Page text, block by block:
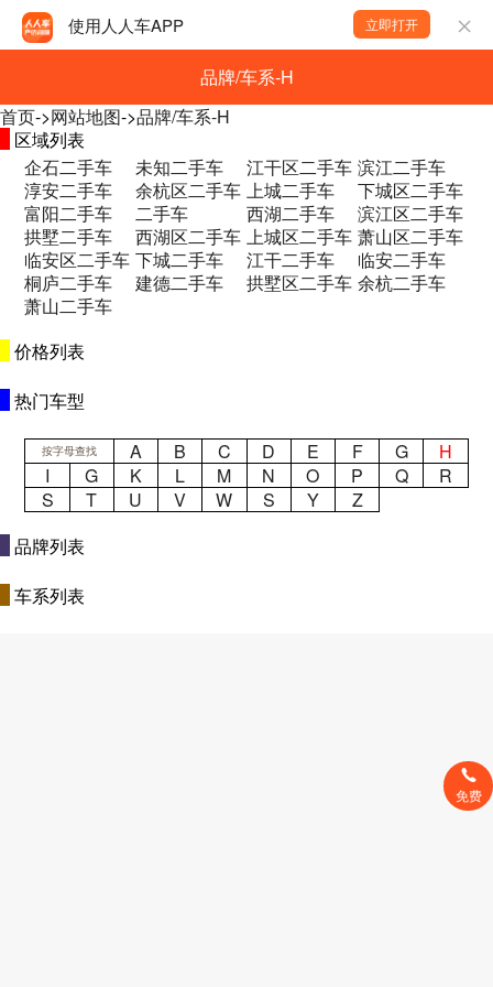
使用人人车APP 立即打开
品牌/车系-H
首页->网站地图->品牌/车系-H
区域列表
企石二手车
未知二手车 江干区二手车 滨江二手车
淳安二手车
余杭区二手车 上城二手车
下城区二手车
富阳二手车
二手车 西湖二手车
滨江区二手车
拱墅二手车
西湖区二手车 上城区二手车 萧山区二手车
临安区二手车 下城二手车 江干二手车
临安二手车
桐庐二手车
建德二手车 拱墅区二手车 余杭二手车
萧山二手车
价格列表
热门车型
按字母查找 A B C D E F G
H
I
G K L M N O P Q
R
S
T U V W S Y
Z
品牌列表
车系列表
免费